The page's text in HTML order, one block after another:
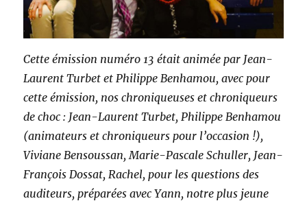
Cette émission numéro 13 était animée par Jean-
Laurent Turbet et Philippe Benhamou, avec pour
cette émission, nos chroniqueuses et chroniqueurs
de choc : Jean-Laurent Turbet, Philippe Benhamou
(animateurs et chroniqueurs pour l’occasion !),
Viviane Bensoussan, Marie-Pascale Schuller, Jean-
François Dossat, Rachel, pour les questions des
auditeurs, préparées avec Yann, notre plus jeune